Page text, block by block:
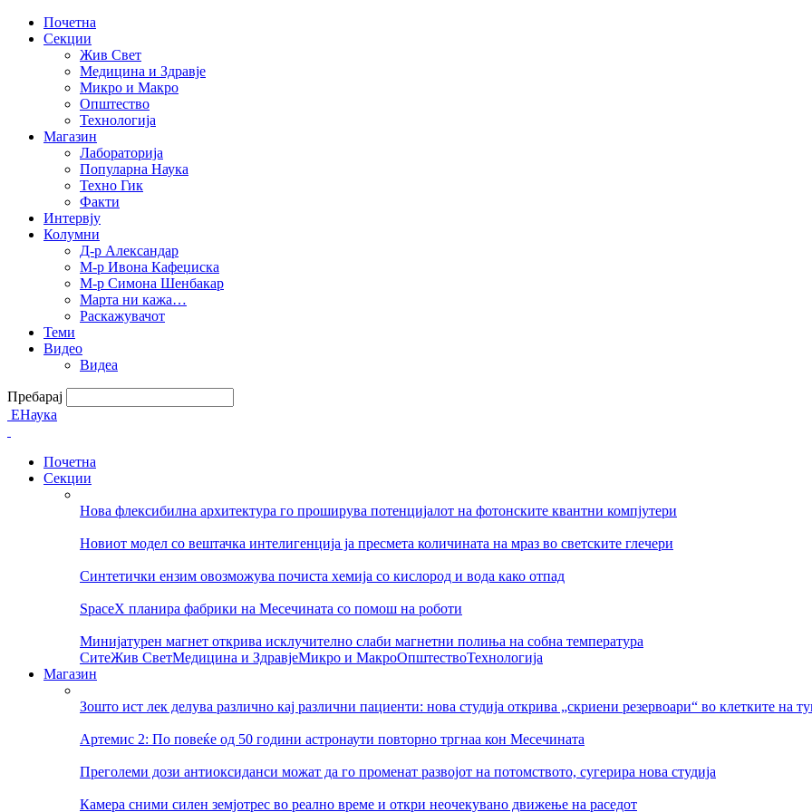
Почетна
Секции
Жив Свет
Медицина и Здравје
Микро и Макро
Општество
Технологија
Магазин
Лабораторија
Популарна Наука
Техно Гик
Факти
Интервју
Колумни
Д-р Александар
М-р Ивона Кафеџиска
М-р Симона Шенбакар
Марта ни кажа…
Раскажувачот
Теми
Видео
Видеа
Пребарај
ЕНаука
Почетна
Секции
Нова флексибилна архитектура го проширува потенцијалот на фотонските квантни компјутери
Новиот модел со вештачка интелигенција ја пресмета количината на мраз во светските глечери
Синтетички ензим овозможува почиста хемија со кислород и вода како отпад
SpaceX планира фабрики на Месечината со помош на роботи
Минијатурен магнет открива исклучително слаби магнетни полиња на собна температура
СитеЖив СветМедицина и ЗдравјеМикро и МакроОпштествоТехнологија
Магазин
Зошто ист лек делува различно кај различни пациенти: нова студија открива „скриени резервоари“ во клетките на
Артемис 2: По повеќе од 50 години астронаути повторно тргнаа кон Месечината
Преголеми дози антиоксиданси можат да го променат развојот на потомството, сугерира нова студија
Камера сними силен земјотрес во реално време и откри неочекувано движење на раседот